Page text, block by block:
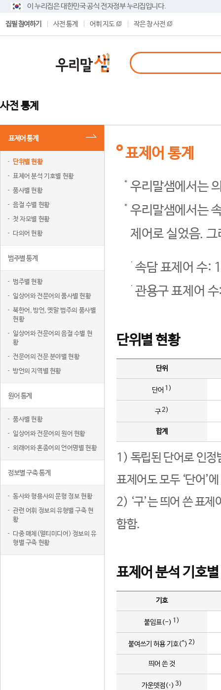
이 누리집은 대한민국 공식 전자정부 누리집입니다.
집필 참여하기 사전 통계 어휘 지도 작은 창 사전
사전 통계
표제어 통계
단위별 현황
표제어 분석 기호별 현황
품사별 현황
음절 수별 현황
첫 자모별 현황
다의어 현황
범주별 통계
범주별 현황
일상어와 전문어의 품사별 현황
북한어, 방언, 옛말 범주의 품사별
현황
일상어와 전문어의 음절 수별 현
황
전문어의 전문 분야별 현황
방언의 지역별 현황
원어 통계
품사별 현황
일상어와 전문어의 원어 현황
외래어와 혼종어의 언어명별 현황
정보별 구축 통계
동사와 형용사의 문형 정보 현황
관련 어휘 정보의 유형별 구축 현
황
다중 매체(멀티미디어) 정보의 유
형별 구축 현황
표제어 통계
우리말샘에서는
우리말샘에서는
제어로 실었음.
속담 표제어 수:
관용구 표제어
단위별 현황
단위
단어 1)
구2)
합계
1) 독립된 단어로 인정
표제어도 모두 ‘단어’
2) ‘구’는 띄어 쓴 표
함함.
표제어 분석 기호
기호
붙임표(-) 1)
붙여쓰기 허용 기호(^) 2)
띄어 쓴 것
가운뎃점(·) 3)